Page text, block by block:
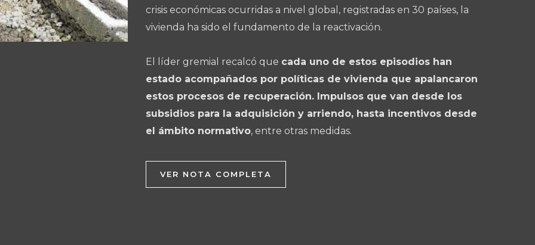
crisis económicas ocurridas a nivel global, registradas en 30 países, la
vivienda ha sido el fundamento de la reactivación.
El líder gremial recalcó que cada uno de estos episodios han
estado acompañados por políticas de vivienda que apalancaron
estos procesos de recuperación. Impulsos que van desde los
subsidios para la adquisición y arriendo, hasta incentivos desde
el ámbito normativo, entre otras medidas.
VER NOTA COMPLETA